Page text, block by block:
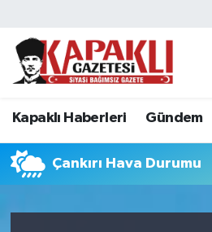
Kapaklı Haberleri Gündem
Çankırı Hava Durumu
Kapaklı Haberleri
Asayiş
Spor
Tekirdağ Nöbetçi
Tekirdağ Namaz Vakitleri
Tekirdağ Trafik Yoğunluk